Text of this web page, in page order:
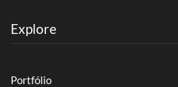
Explore
Portfólio